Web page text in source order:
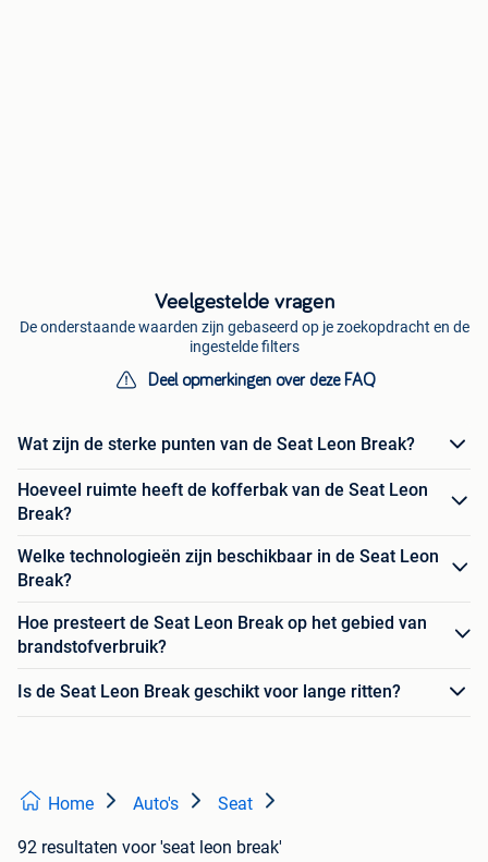
Veelgestelde vragen
De onderstaande waarden zijn gebaseerd op je zoekopdracht en de
ingestelde filters
Deel opmerkingen over deze FAQ
Wat zijn de sterke punten van de Seat Leon Break?
Hoeveel ruimte heeft de kofferbak van de Seat Leon
Break?
Welke technologieën zijn beschikbaar in de Seat Leon
Break?
Hoe presteert de Seat Leon Break op het gebied van
brandstofverbruik?
Is de Seat Leon Break geschikt voor lange ritten?
Home Auto's Seat
92 resultaten voor 'seat leon break'